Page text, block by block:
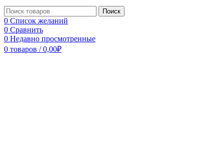
Поиск
0 Список желаний
0 Сравнить
0 Недавно просмотренные
0 товаров / 0,00₽